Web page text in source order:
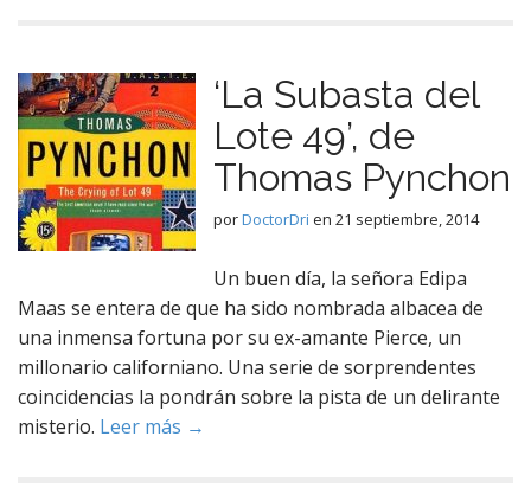
‘La Subasta del
Lote 49’, de
Thomas Pynchon
porDoctorDri en 21 septiembre, 2014
Un buen día, la señora Edipa
Maas se entera de que ha sido nombrada albacea de
una inmensa fortuna por su ex-amante Pierce, un
millonario californiano. Una serie de sorprendentes
coincidencias la pondrán sobre la pista de un delirante
misterio. Leer más →